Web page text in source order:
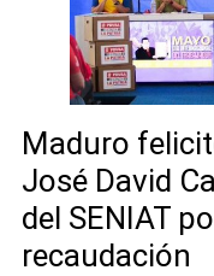
Maduro
José David
del SENIAT
recaudación